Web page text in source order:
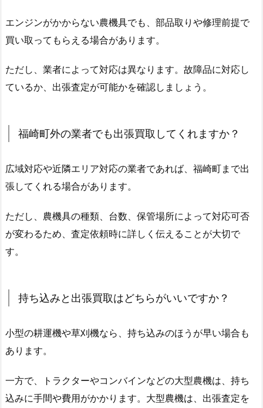
エンジンがかからない農機具でも、部品取りや修理前提で
買い取ってもらえる場合があります。
ただし、業者によって対応は異なります。故障品に対応し
ているか、出張査定が可能かを確認しましょう。
福崎町外の業者でも出張買取してくれますか？
広域対応や近隣エリア対応の業者であれば、福崎町まで出
張してくれる場合があります。
ただし、農機具の種類、台数、保管場所によって対応可否
が変わるため、査定依頼時に詳しく伝えることが大切で
す。
持ち込みと出張買取はどちらがいいですか？
小型の耕運機や草刈機なら、持ち込みのほうが早い場合も
あります。
一方で、トラクターやコンバインなどの大型農機は、持ち
込みに手間や費用がかかります。大型農機は、出張査定を